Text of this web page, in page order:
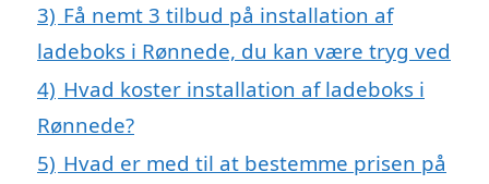
3) Få nemt 3 tilbud på installation af
ladeboks i Rønnede, du kan være tryg ved
4) Hvad koster installation af ladeboks i
Rønnede?
5) Hvad er med til at bestemme prisen på